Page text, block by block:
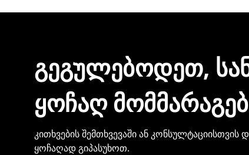
ᲒᲔᲒᲣᲚᲔᲑᲝᲓᲔᲗ,
ᲧᲝᲩᲐᲦ
კითხვების შემთხვევაში ან
ყოჩაღად გიპასუხოთ.